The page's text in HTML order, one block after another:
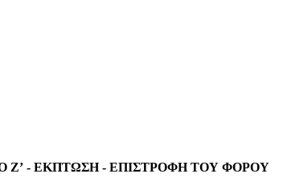
Ζ’ - ΕΚΠΤΩΣΗ - ΕΠΙΣΤΡΟΦΗ ΤΟΥ ΦΟΡΟΥ